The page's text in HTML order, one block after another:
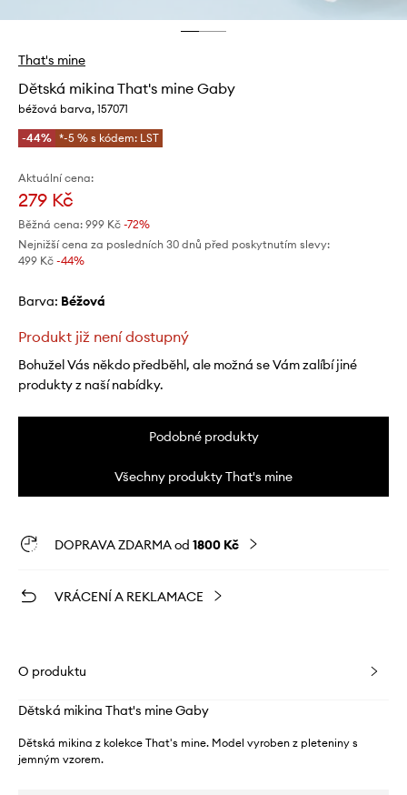
That's mine
Dětská mikina That's mine Gaby
béžová barva, 157071
-44% *-5 % s kódem: LST
Aktuální cena:
279 Kč
Běžná cena: 999 Kč -72%
Nejnižší cena za posledních 30 dnů před poskytnutím slevy:
499 Kč -44%
Barva: béžová
Produkt již není dostupný
Bohužel Vás někdo předběhl, ale možná se Vám zalíbí jiné
produkty z naší nabídky.
Podobné produkty
Všechny produkty That's mine
DOPRAVA ZDARMA od 1800 Kč
VRÁCENÍ A REKLAMACE
O produktu
Dětská mikina That's mine Gaby
Dětská mikina z kolekce That's mine. Model vyroben z pleteniny s
jemným vzorem.